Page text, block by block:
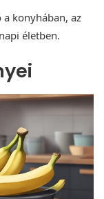
konyhában, az
életben.